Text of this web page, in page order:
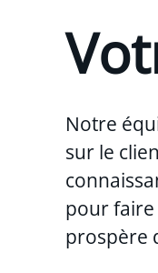
Notre
sur le
pour faire
prospère